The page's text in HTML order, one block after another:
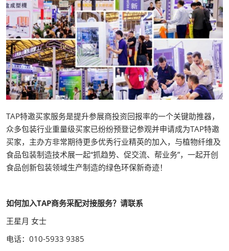
TAP特邀买家服务是提升参展商投资回报率的一个关键助推器，
众多包装行业重量级买家已纷纷预登记参观并申请成为TAP特邀
买家，主办方非常期待更多优秀行业精英的加入，与植物纤维及
食品包装制造技术展一起“抓趋势、促交流、帮业务”，一起开创
食品创新包装领域生产制造的绿色环保新奇迹！
如何加入TAP商务采配对接服务？请联系
王星月 女士
电话：010-5933 9385